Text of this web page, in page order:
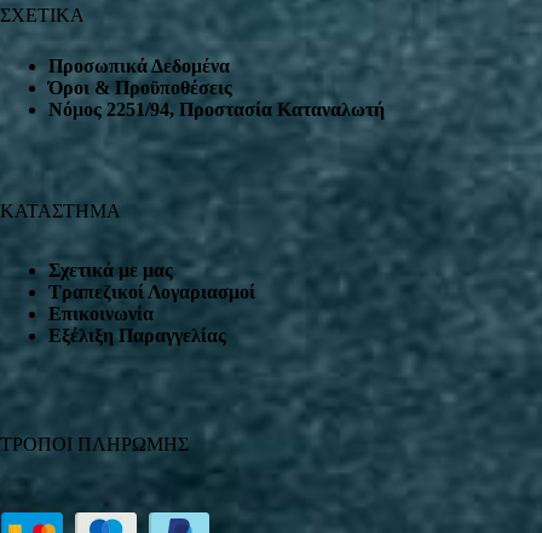
ΣΧΕΤΙΚΑ
Προσωπικά Δεδομένα
Όροι & Προϋποθέσεις
Nόμος 2251/94, Προστασία Καταναλωτή
ΚΑΤΑΣΤΗΜΑ
Σχετικά με μας
Τραπεζικοί Λογαριασμοί
Επικοινωνία
Εξέλιξη Παραγγελίας
ΤΡΟΠΟΙ ΠΛΗΡΩΜΗΣ